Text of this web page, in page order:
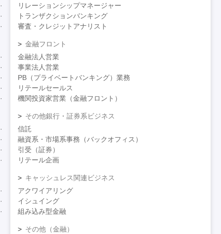
リレーションシップマネージャー
トランザクションバンキング
審査・クレジットアナリスト
金融フロント
金融法人営業
事業法人営業
PB（プライベートバンキング）業務
リテールセールス
機関投資家営業（金融フロント）
その他銀行・証券系ビジネス
信託
融資系・市場系事務（バックオフィス）
引受（証券）
リテール企画
キャッシュレス関連ビジネス
アクワイアリング
イシュイング
組み込み型金融
その他（金融）